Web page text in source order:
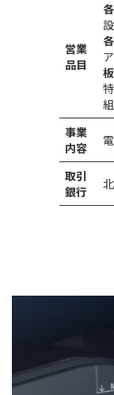
営業
品目
事業
内容
取引
銀行